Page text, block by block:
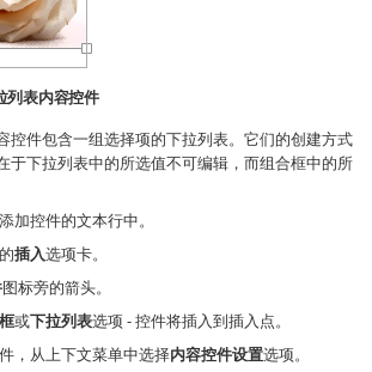
列表内容控件
控件包含一组选择项的下拉列表。它们的创建方式
于下拉列表中的所选值不可编辑，而组合框中的所
加控件的文本行中。
插入选项卡。
图标旁的箭头。
或下拉列表选项 - 控件将插入到插入点。
，从上下文菜单中选择内容控件设置选项。